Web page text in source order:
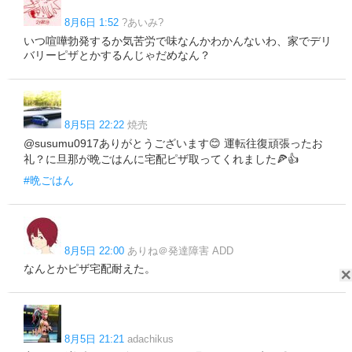
8月6日 1:52 ?あいみ?
いつ喧嘩勃発するか気苦労で味なんかわかんないわ、家でデリ
バリーピザとかするんじゃだめなん？
8月5日 22:22 焼売
@susumu0917ありがとうございます😊 運転往復頑張ったお
礼？に旦那が晩ごはんに宅配ピザ取ってくれました🍕👍
#晩ごはん
8月5日 22:00 ありね＠発達障害 ADD
なんとかピザ宅配耐えた。
8月5日 21:21 adachikus